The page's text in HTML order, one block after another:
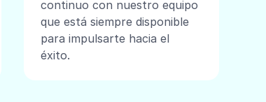
continuo con nuestro equipo
que está siempre disponible
para impulsarte hacia el
éxito.